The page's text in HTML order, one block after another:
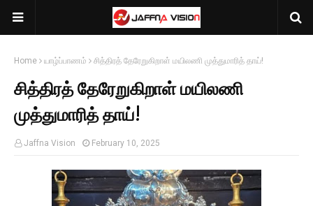
Home யாழ்ப்பாணம் சித்திரத் தேரேறுகிறாள் மயிலணி முத்துமாரித் தாய்!
சித்திரத் தேரேறுகிறாள் மயிலணி
முத்துமாரித் தாய்!
Jaffna Vision February 10, 2025